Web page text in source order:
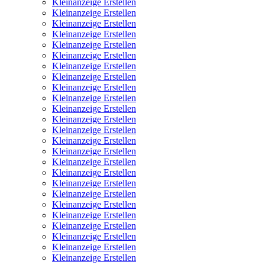
Kleinanzeige Erstellen
Kleinanzeige Erstellen
Kleinanzeige Erstellen
Kleinanzeige Erstellen
Kleinanzeige Erstellen
Kleinanzeige Erstellen
Kleinanzeige Erstellen
Kleinanzeige Erstellen
Kleinanzeige Erstellen
Kleinanzeige Erstellen
Kleinanzeige Erstellen
Kleinanzeige Erstellen
Kleinanzeige Erstellen
Kleinanzeige Erstellen
Kleinanzeige Erstellen
Kleinanzeige Erstellen
Kleinanzeige Erstellen
Kleinanzeige Erstellen
Kleinanzeige Erstellen
Kleinanzeige Erstellen
Kleinanzeige Erstellen
Kleinanzeige Erstellen
Kleinanzeige Erstellen
Kleinanzeige Erstellen